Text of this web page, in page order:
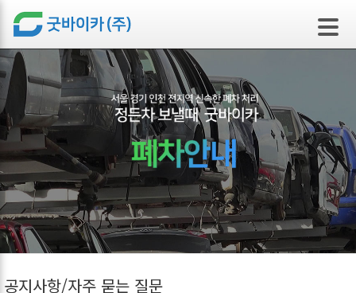
본문 바로가기
공지사항/자주 묻는 질문